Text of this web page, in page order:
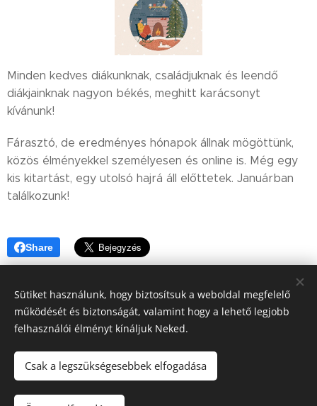
Minden kedves diákunknak, családjuknak és leendő
diákjainknak nagyon békés, meghitt karácsonyt
kívánunk!
Fárasztó, de eredményes hónapok állnak mögöttünk,
közös élményekkel személyesen és online is. Még egy
kis kitartást, egy utolsó hajrá áll előttetek. Januárban
találkozunk!
Share
6422 I E-mail cím: info@gimnaziumielokeszito.hu
Adatvédelmi tájékoztató:
https://www.gimnaziumielokeszito.hu/adatkezeles/
Sütiket használunk, hogy biztosítsuk a weboldal megfelelő
működését és biztonságát, valamint hogy a lehető legjobb
felhasználói élményt kínáljuk Neked.
Csak a legszükségesebbek elfogadása